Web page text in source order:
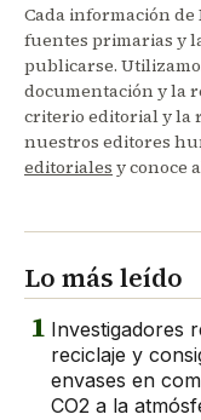
Cada información de
fuentes primarias y
publicarse.
documentación y la
criterio editorial y la
nuestros editores
editoriales y conoce
Lo más leído
1 Investigadores
reciclaje y
envases en
CO2 a la